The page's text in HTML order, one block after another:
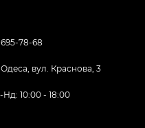
78-68
вул. Краснова, 3
10:00 - 18:00